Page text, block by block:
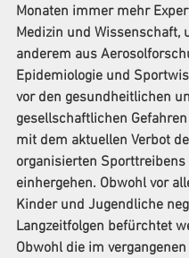
Monaten immer mehr
Medizin und Wissenschaft,
anderem aus
Epidemiologie und
vor den gesundheitlichen
gesellschaftlichen
mit dem aktuellen Verbot
organisierten Sporttreibens
einhergehen. Obwohl vor
Kinder und Jugendliche
Langzeitfolgen befürchtet
Obwohl die im